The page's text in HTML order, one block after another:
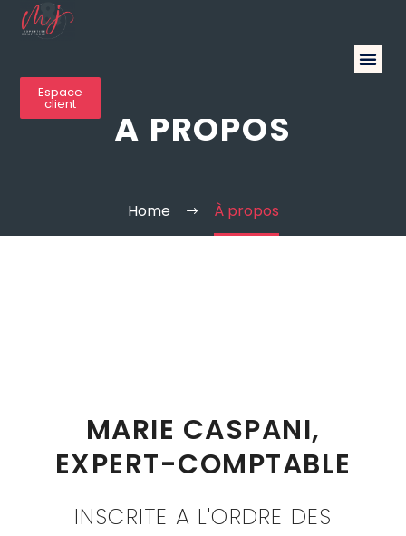
Espace
client
À PROPOS
Home À propos
MARIE CASPANI,
EXPERT-COMPTABLE
INSCRITE A L'ORDRE DES